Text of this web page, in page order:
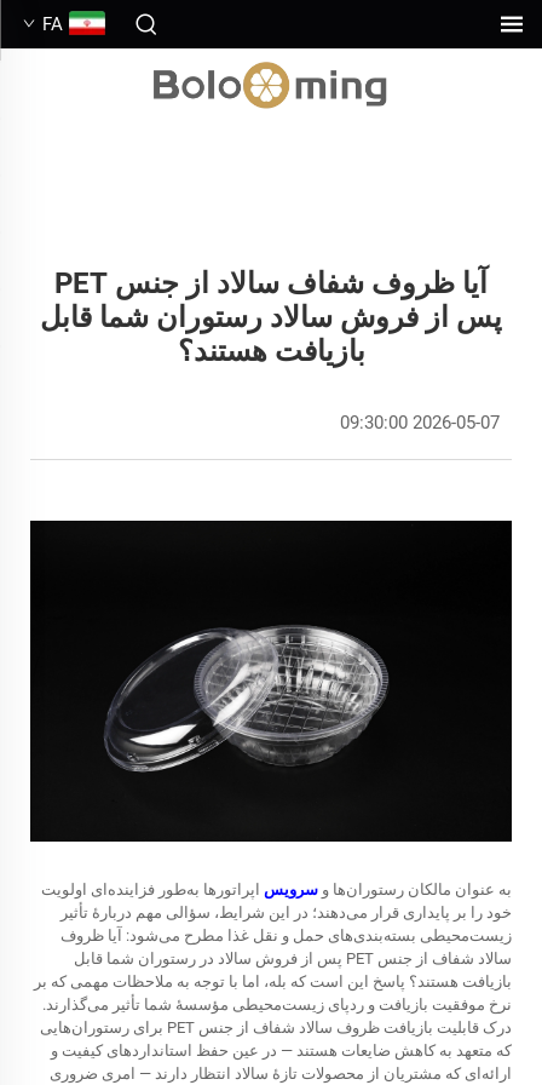
FA
آیا ظروف شفاف سالاد از جنس PET
پس از فروش سالاد رستوران شما قابل
بازیافت هستند؟
2026-05-07 09:30:00
به عنوان مالکان رستوران‌ها و سرویس اپراتورها به‌طور فزاینده‌ای اولویت
خود را بر پایداری قرار می‌دهند؛ در این شرایط، سؤالی مهم دربارهٔ تأثیر
زیست‌محیطی بسته‌بندی‌های حمل و نقل غذا مطرح می‌شود: آیا ظروف
سالاد شفاف از جنس PET پس از فروش سالاد در رستوران شما قابل
بازیافت هستند؟ پاسخ این است که بله، اما با توجه به ملاحظات مهمی که بر
نرخ موفقیت بازیافت و ردپای زیست‌محیطی مؤسسهٔ شما تأثیر می‌گذارند.
درک قابلیت بازیافت ظروف سالاد شفاف از جنس PET برای رستوران‌هایی
که متعهد به کاهش ضایعات هستند — در عین حفظ استانداردهای کیفیت و
ارائه‌ای که مشتریان از محصولات تازهٔ سالاد انتظار دارند — امری ضروری